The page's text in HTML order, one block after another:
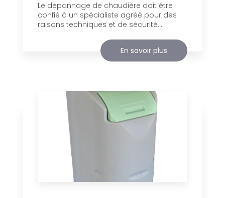
Le dépannage de chaudière doit être
confié à un spécialiste agréé pour des
raisons techniques et de sécurité....
En savoir plus